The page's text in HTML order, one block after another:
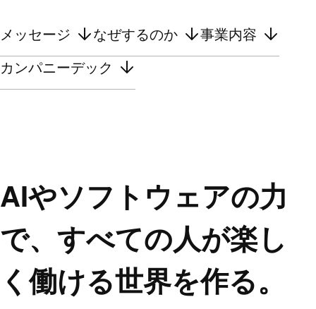
メッセージ なぜするのか
事業内容
カンパニーデック
AIやソフトウェアの力
で、 すべての人が楽し
く働ける世界を作る。